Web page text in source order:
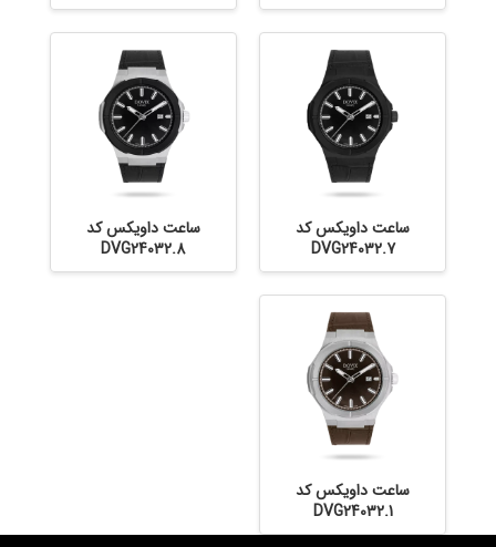
ساعت داویکس کد
DVG24032.7
ساعت داویکس کد
DVG24032.8
ساعت داویکس کد
DVG24032.1